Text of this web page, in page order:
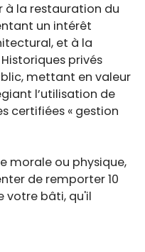
à la restauration du
un intérêt
et à la
privés
mettant en valeur
l’utilisation de
certifiées « gestion
morale ou physique,
de remporter 10
votre bâti, qu'il